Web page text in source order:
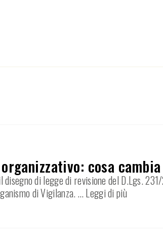
cosa
di legge di revisione del D.Lgs.
di Vigilanza.… Leggi di più